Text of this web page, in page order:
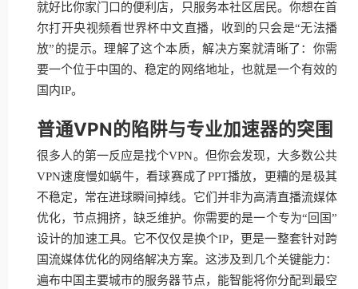
就好比你家门口的便利店，只服务本社区居民。你想在首
尔打开央视频看世界杯中文直播，收到的只会是“无法播
放”的提示。理解了这个本质，解决方案就清晰了：你需
要一个位于中国的、稳定的网络地址，也就是一个有效的
国内IP。
普通VPN的陷阱与专业加速器的突围
很多人的第一反应是找个VPN。但你会发现，大多数公共
VPN速度慢如蜗牛，看球赛成了PPT播放，更糟的是极其
不稳定，常在进球瞬间掉线。它们并非为高清直播流媒体
优化，节点拥挤，缺乏维护。你需要的是一个专为“回国”
设计的加速工具。它不仅仅是换个IP，更是一整套针对跨
国流媒体优化的网络解决方案。这涉及到几个关键能力：
遍布中国主要城市的服务器节点，能智能将你分配到最空